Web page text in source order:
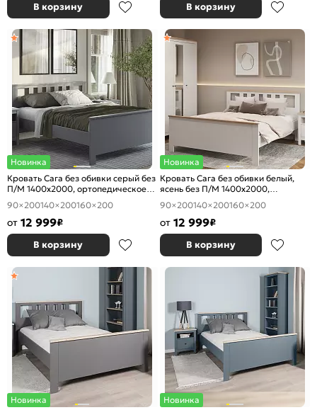
В корзину В корзину
Новинка
Кровать Сага без обивки серый без
П/М 1400x2000, ортопедическое
основание, изголовье жесткое
90×200140×200160×200
от 12 999₽
В корзину
Новинка
Кровать Сага без обивки белый,
ясень без П/М 1400x2000,
ортопедическое основание,
изголовье жесткое
90×200140×200160×200
от 12 999₽
В корзину
Новинка
Новинка